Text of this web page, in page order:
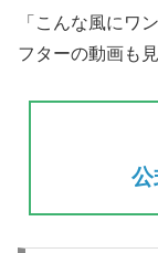
「こんな風にワ
フターの動画も
公